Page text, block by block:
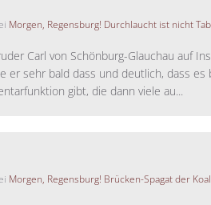
Morgen, Regensburg! Durchlaucht ist nicht
Carl von Schönburg-Glauchau auf
er sehr bald dass und deutlich, dass es
gibt, die dann viele au...
Morgen, Regensburg! Brücken-Spagat der